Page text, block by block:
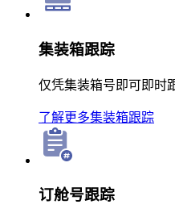
集装箱跟踪
仅凭集装箱号即可即时
了解更多集装箱跟踪
订舱号跟踪